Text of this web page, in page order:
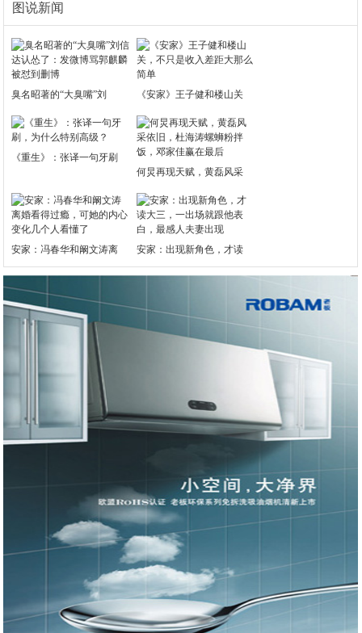
图说新闻
臭名昭著的“大臭嘴”刘 《安家》王子健和楼山关
《重生》：张译一句牙刷
何炅再现天赋，黄磊风采
安家：冯春华和阚文涛离 安家：出现新角色，才读